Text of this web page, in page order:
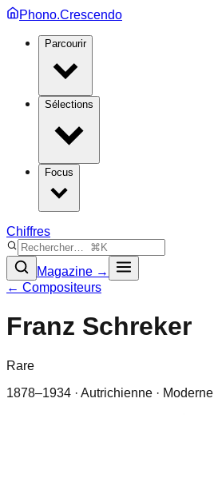
Phono.Crescendo
Parcourir
Sélections
Focus
Chiffres
Magazine →
← Compositeurs
Franz Schreker
Rare
1878–1934 · Autrichienne · Moderne